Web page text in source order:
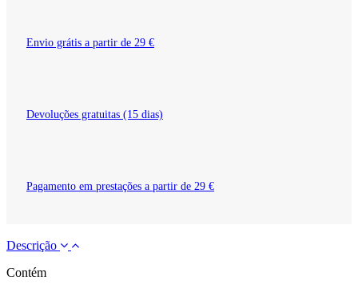
Envio grátis a partir de 29 €
Devoluções gratuitas (15 dias)
Pagamento em prestações a partir de 29 €
Descrição
Contém